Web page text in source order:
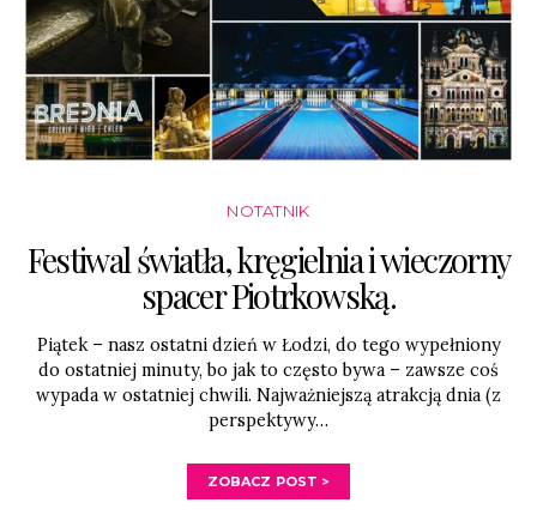
NOTATNIK
Festiwal światła, kręgielnia i wieczorny
spacer Piotrkowską.
Piątek – nasz ostatni dzień w Łodzi, do tego wypełniony
do ostatniej minuty, bo jak to często bywa – zawsze coś
wypada w ostatniej chwili. Najważniejszą atrakcją dnia (z
perspektywy…
ZOBACZ POST >